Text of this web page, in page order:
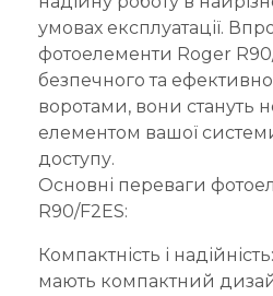
умовах експлуатації.
фотоелементи Roger
безпечного та
воротами, вони стануть
елементом вашої
доступу.
Основні переваги
R90/F2ES:
Компактність і
мають компактний